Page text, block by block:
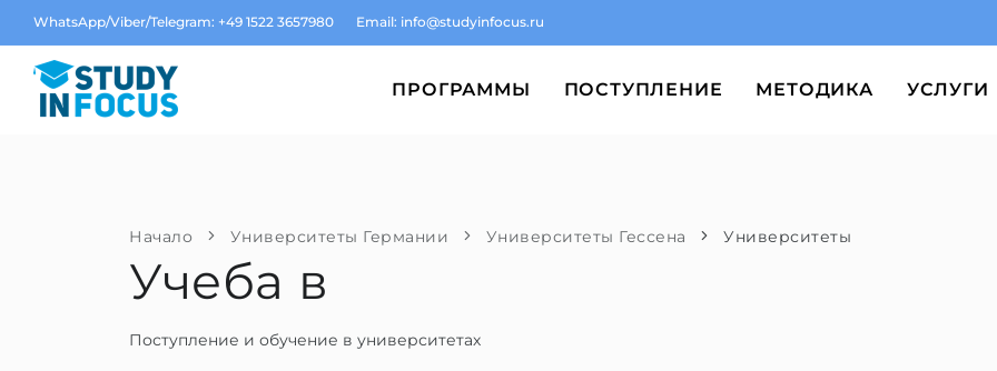
WhatsApp/Viber/Telegram: +49 1522 3657980 Email: info@studyinfocus.ru
ПРОГРАММЫ ПОСТУПЛЕНИЕ МЕТОДИКА УСЛУГИ
Начало Университеты Германии Университеты Гессена Университеты
Учеба в
Поступление и обучение в университетах